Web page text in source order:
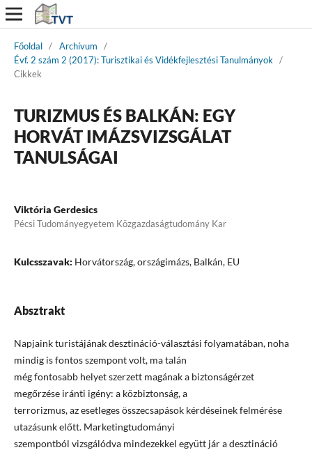
Főoldal / Archívum
/
Évf. 2 szám 2 (2017): Turisztikai és Vidékfejlesztési Tanulmányok /
Cikkek
TURIZMUS ÉS BALKÁN: EGY
HORVÁT IMÁZSVIZSGÁLAT
TANULSÁGAI
Viktória Gerdesics
Pécsi Tudományegyetem Közgazdaságtudomány Kar
Kulcsszavak: Horvátország, országimázs, Balkán, EU
Absztrakt
Napjaink turistájának desztináció-választási folyamatában, noha
mindig is fontos szempont volt, ma talán
még fontosabb helyet szerzett magának a biztonságérzet
megőrzése iránti igény: a közbiztonság, a
terrorizmus, az esetleges összecsapások kérdéseinek felmérése
utazásunk előtt. Marketingtudományi
szempontból vizsgálódva mindezekkel együtt jár a desztináció